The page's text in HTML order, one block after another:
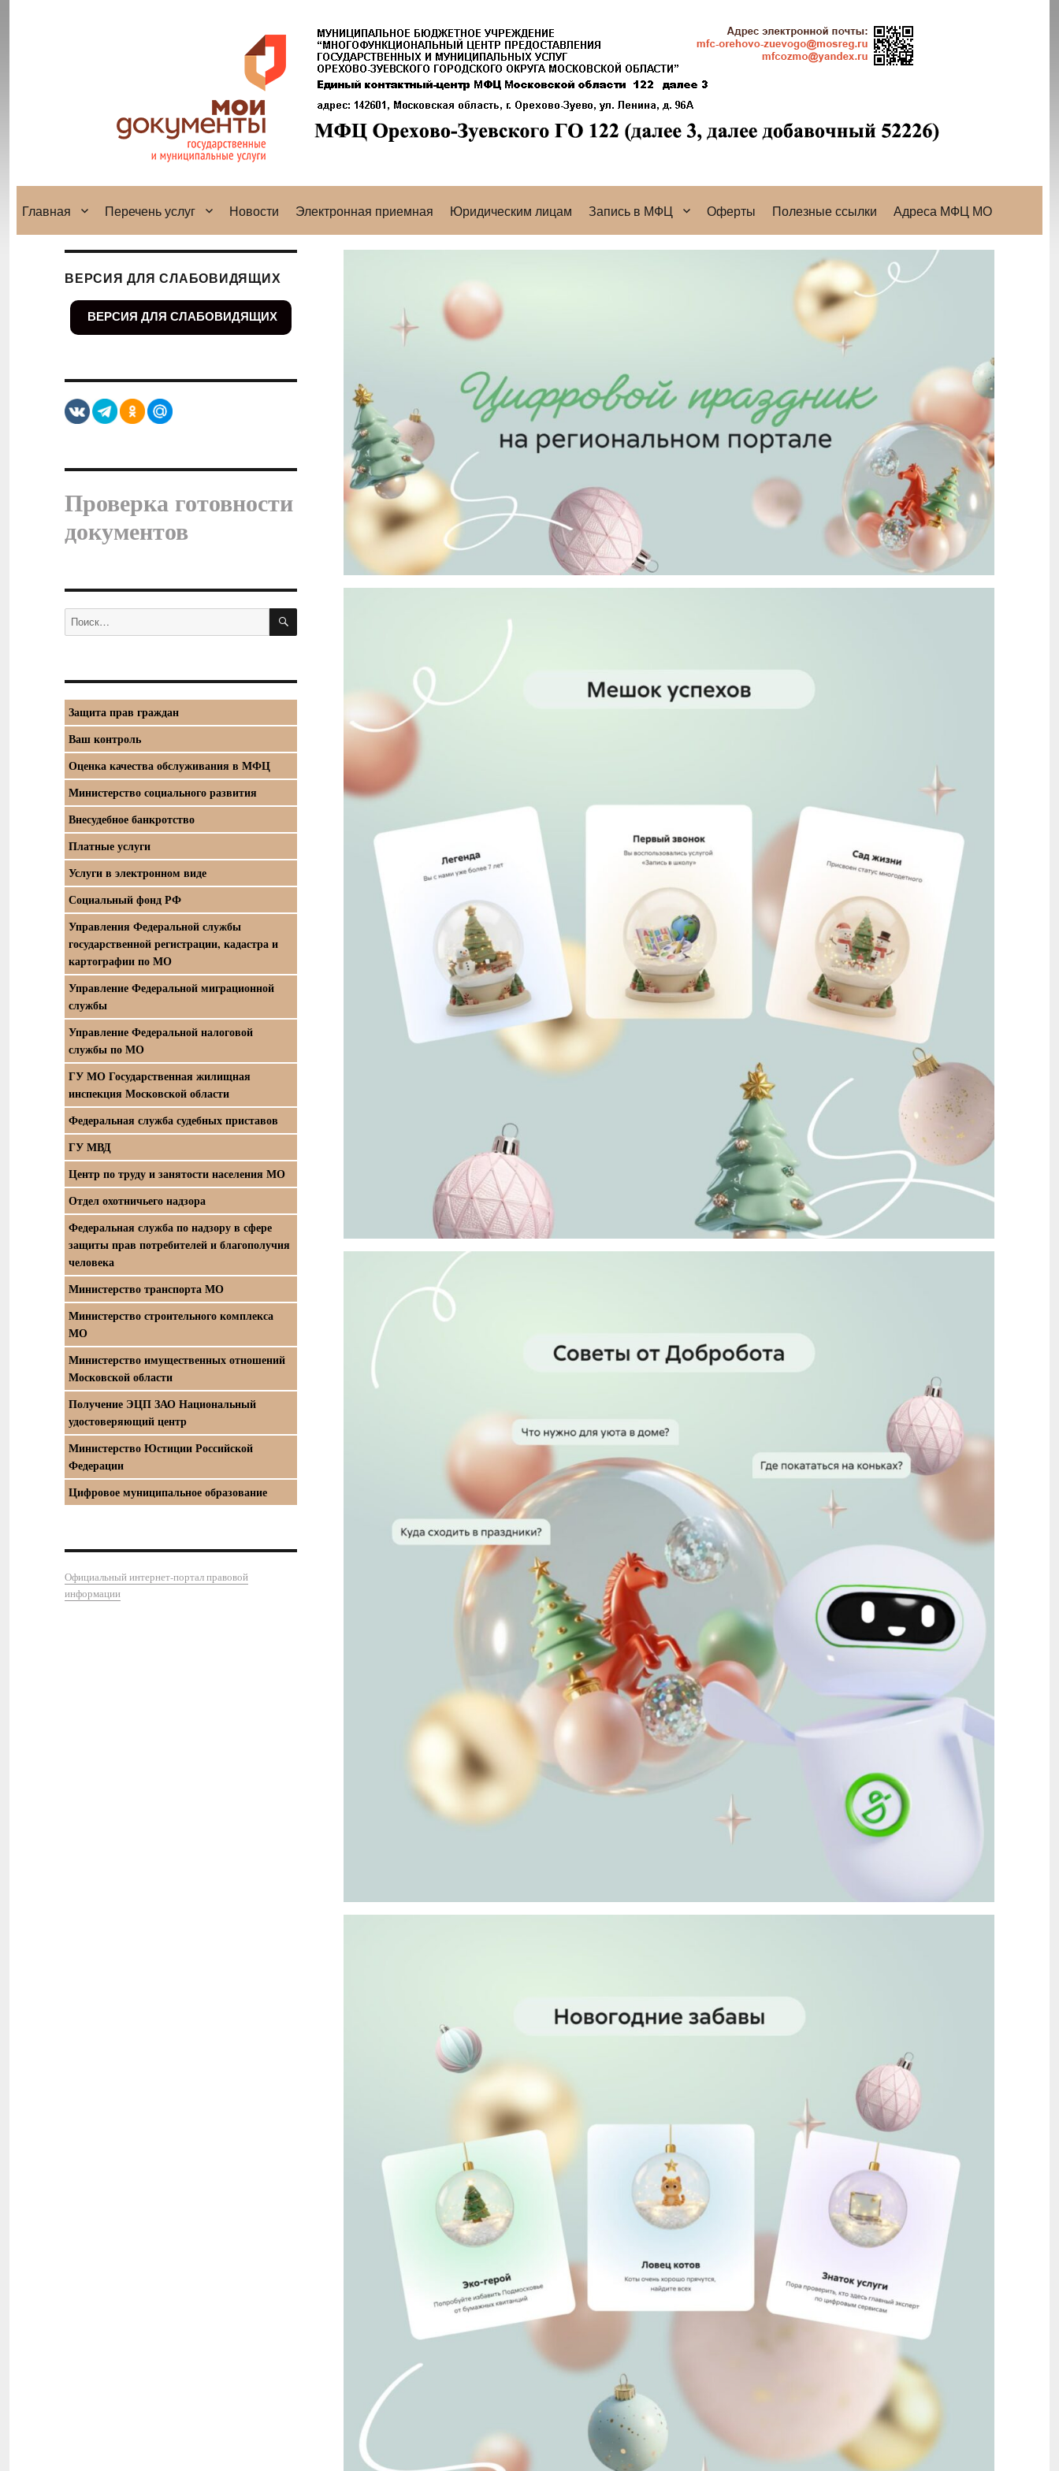
Главная Перечень услуг Новости Электронная приемная Юридическим лицам Запись в МФЦ Оферты Полезные ссылки Адреса МФЦ МО
ВЕРСИЯ ДЛЯ СЛАБОВИДЯЩИХ
ВЕРСИЯ ДЛЯ СЛАБОВИДЯЩИХ
Проверка готовности
документов
Искать: ПОИСК
Защита прав граждан
Ваш контроль
Оценка качества обслуживания в МФЦ
Министерство социального развития
Внесудебное банкротство
Платные услуги
Услуги в электронном виде
Социальный фонд РФ
Управления Федеральной службы
государственной регистрации, кадастра и
картографии по МО
Управление Федеральной миграционной
службы
Управление Федеральной налоговой
службы по МО
ГУ МО Государственная жилищная
инспекция Московской области
Федеральная служба судебных приставов
ГУ МВД
Центр по труду и занятости населения МО
Отдел охотничьего надзора
Федеральная служба по надзору в сфере
защиты прав потребителей и благополучия
человека
Министерство транспорта МО
Министерство строительного комплекса
МО
Министерство имущественных отношений
Московской области
Получение ЭЦП ЗАО Национальный
удостоверяющий центр
Министерство Юстиции Российской
Федерации
Цифровое муниципальное образование
Официальный интернет-портал правовой
информации